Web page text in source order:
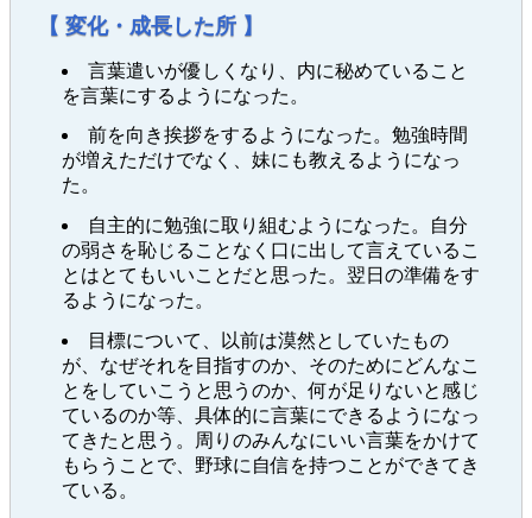
【 変化・成長した所 】
言葉遣いが優しくなり、内に秘めていること
を言葉にするようになった。
前を向き挨拶をするようになった。勉強時間
が増えただけでなく、妹にも教えるようになっ
た。
自主的に勉強に取り組むようになった。自分
の弱さを恥じることなく口に出して言えているこ
とはとてもいいことだと思った。翌日の準備をす
るようになった。
目標について、以前は漠然としていたもの
が、なぜそれを目指すのか、そのためにどんなこ
とをしていこうと思うのか、何が足りないと感じ
ているのか等、具体的に言葉にできるようになっ
てきたと思う。周りのみんなにいい言葉をかけて
もらうことで、野球に自信を持つことができてき
ている。